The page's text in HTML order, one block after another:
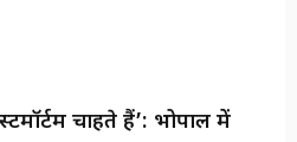
चाहते हैं’: भोपाल में